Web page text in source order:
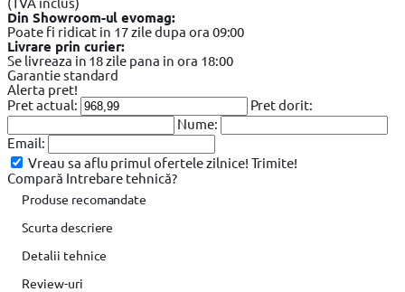
Din Showroom-ul evomag:
Poate fi ridicat in 17 zile dupa ora 09:00
Livrare prin curier:
Se livreaza in 18 zile pana in ora 18:00
Garantie standard
Alerta pret!
Pret actual:
Pret dorit:
Nume:
Email:
Vreau sa aflu primul ofertele zilnice! Trimite!
Compară Intrebare tehnică?
Produse recomandate
Scurta descriere
Detalii tehnice
Review-uri